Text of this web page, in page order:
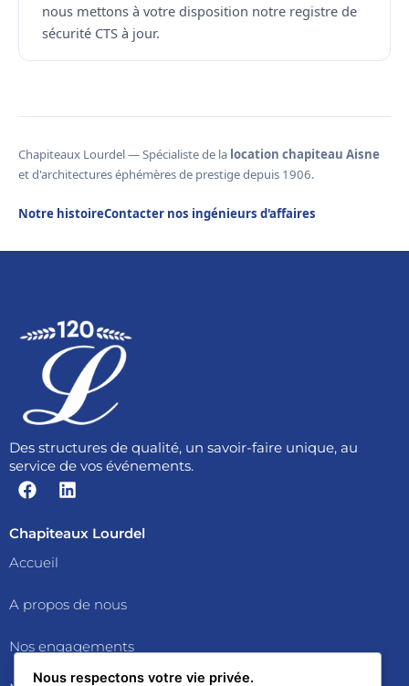
nous mettons à votre disposition notre registre de
sécurité CTS à jour.
Chapiteaux Lourdel — Spécialiste de la location chapiteau Aisne
et d'architectures éphémères de prestige depuis 1906.
Notre histoireContacter nos ingénieurs d'affaires
Des structures de qualité, un savoir-faire unique, au
service de vos événements.
F
a
e
o
k
L
i
k
n
Chapiteaux Lourdel
Accueil
A propos de nous
Nos engagements
Nous respectons votre vie privée.